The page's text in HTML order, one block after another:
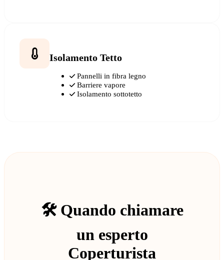
Isolamento Tetto
Pannelli in fibra legno
Barriere vapore
Isolamento sottotetto
🛠️ Quando chiamare
un esperto
Coperturista